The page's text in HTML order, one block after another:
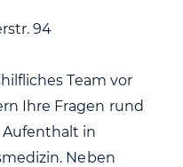
94
Team vor
Ihre Fragen rund
in
Neben